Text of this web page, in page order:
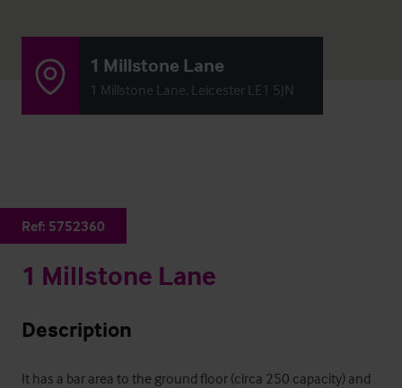
1 Millstone Lane
1 Millstone Lane, Leicester LE1 5JN
Ref: 5752360
1 Millstone Lane
Description
It has a bar area to the ground floor (circa 250 capacity) and